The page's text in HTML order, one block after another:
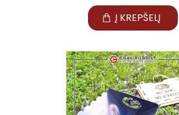
Į KREPŠELĮ